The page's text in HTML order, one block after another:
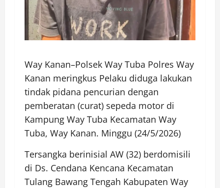
Way Kanan–Polsek Way Tuba Polres Way
Kanan meringkus Pelaku diduga lakukan
tindak pidana pencurian dengan
pemberatan (curat) sepeda motor di
Kampung Way Tuba Kecamatan Way
Tuba, Way Kanan. Minggu (24/5/2026)
Tersangka berinisial AW (32) berdomisili
di Ds. Cendana Kencana Kecamatan
Tulang Bawang Tengah Kabupaten Way